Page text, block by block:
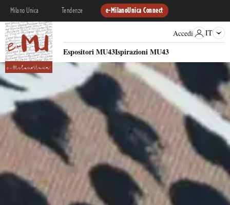
Milano Unica Tendenze e-MilanoUnica Connect
Espositori MU43Ispirazioni MU43
Accedi IT